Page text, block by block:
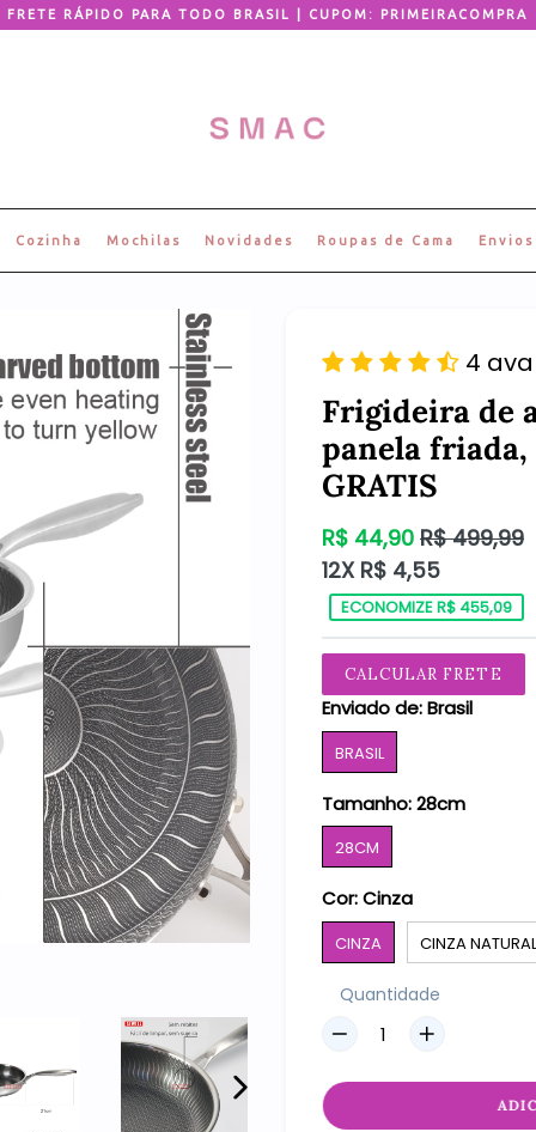
FRETE RÁPIDO PARA TODO BRASIL | CUPOM: PRIMEIRACOMPRA
Cozinha Mochilas Novidades Roupas de Cama Envios
4
Frigideira de
panela friada,
GRATIS
Preço
normal
R$ 44,90 R$ 499,99
12X R$ 4,55
ECONOMIZE R$ 455,09
CALCULAR FRETE
Enviado de:Brasil
BRASIL
Tamanho:28cm
28CM
Cor:Cinza
CINZA CINZA NATURAL
Quantidade